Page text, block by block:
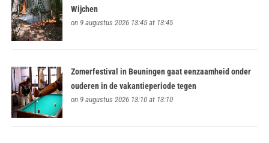
Wijchen
on 9 augustus 2026 13:45 at 13:45
Zomerfestival in Beuningen gaat eenzaamheid onder
ouderen in de vakantieperiode tegen
on 9 augustus 2026 13:10 at 13:10